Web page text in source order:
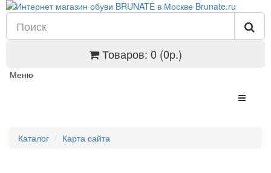
Товаров: 0 (0р.)
Меню
Каталог Карта сайта